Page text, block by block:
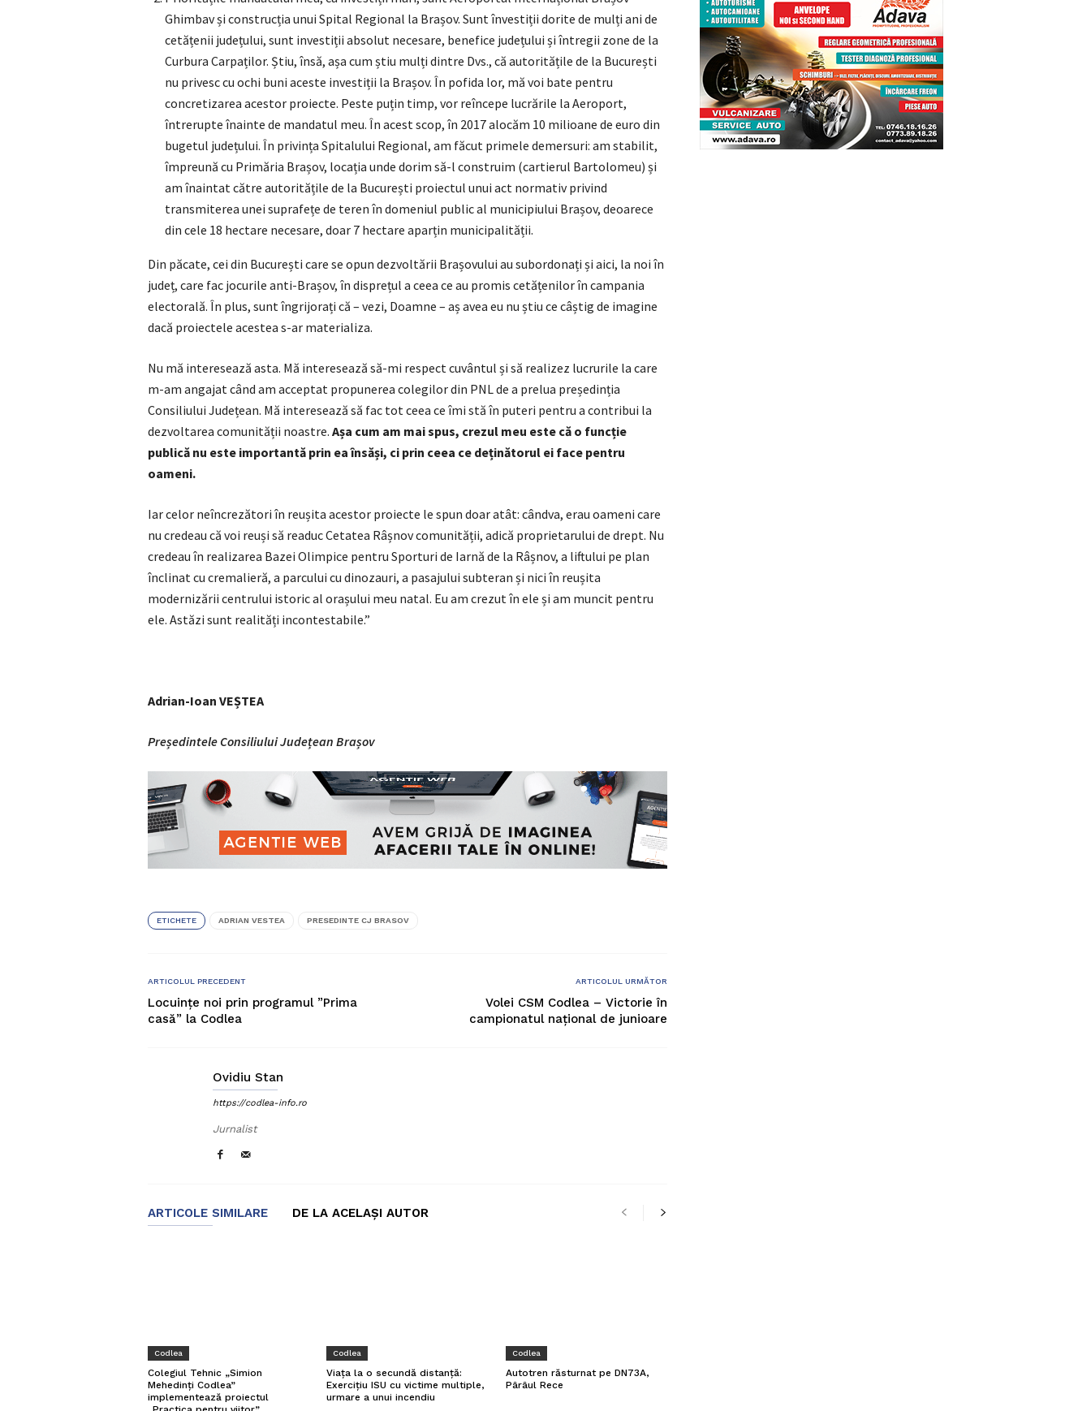
Ghimbav și construcția unui Spital Regional la Brașov. Sunt învestiții dorite de mulți ani de
cetățenii județului, sunt investiții absolut necesare, benefice județului și întregii zone de la
Curbura Carpaților. Știu, însă, așa cum știu mulți dintre Dvs., că autoritățile de la București
nu privesc cu ochi buni aceste investiții la Brașov. În pofida lor, mă voi bate pentru
concretizarea acestor proiecte. Peste puțin timp, vor reîncepe lucrările la Aeroport,
întrerupte înainte de mandatul meu. În acest scop, în 2017 alocăm 10 milioane de euro din
bugetul județului. În privința Spitalului Regional, am făcut primele demersuri: am stabilit,
împreună cu Primăria Brașov, locația unde dorim să-l construim (cartierul Bartolomeu) și
am înaintat către autoritățile de la București proiectul unui act normativ privind
transmiterea unei suprafețe de teren în domeniul public al municipiului Brașov, deoarece
din cele 18 hectare necesare, doar 7 hectare aparțin municipalității.
Din păcate, cei din București care se opun dezvoltării Brașovului au subordonați și aici, la noi în
județ, care fac jocurile anti-Brașov, în disprețul a ceea ce au promis cetățenilor în campania
electorală. În plus, sunt îngrijorați că – vezi, Doamne – aș avea eu nu știu ce câștig de imagine
dacă proiectele acestea s-ar materializa.
Nu mă interesează asta. Mă interesează să-mi respect cuvântul și să realizez lucrurile la care
m-am angajat când am acceptat propunerea colegilor din PNL de a prelua președinția
Consiliului Județean. Mă interesează să fac tot ceea ce îmi stă în puteri pentru a contribui la
dezvoltarea comunității noastre. Așa cum am mai spus, crezul meu este că o funcție
publică nu este importantă prin ea însăși, ci prin ceea ce deținătorul ei face pentru
oameni.
Iar celor neîncrezători în reușita acestor proiecte le spun doar atât: cândva, erau oameni care
nu credeau că voi reuși să readuc Cetatea Râșnov comunității, adică proprietarului de drept. Nu
credeau în realizarea Bazei Olimpice pentru Sporturi de Iarnă de la Râșnov, a liftului pe plan
înclinat cu cremalieră, a parcului cu dinozauri, a pasajului subteran și nici în reușita
modernizării centrului istoric al orașului meu natal. Eu am crezut în ele și am muncit pentru
ele. Astăzi sunt realități incontestabile.”
Adrian-Ioan VEȘTEA
Președintele Consiliului Județean Brașov
ETICHETE ADRIAN VESTEA PRESEDINTE CJ BRASOV
ARTICOLUL PRECEDENT
Locuințe noi prin programul ”Prima
casă” la Codlea
ARTICOLUL URMĂTOR
Volei CSM Codlea – Victorie în
campionatul național de junioare
Ovidiu Stan
https://codlea-info.ro
Jurnalist
ARTICOLE SIMILARE DE LA ACELAȘI AUTOR
Codlea
Colegiul Tehnic „Simion
Mehedinți Codlea”
implementează proiectul
Codlea
Viața la o secundă distanță:
Exercițiu ISU cu victime multiple,
urmare a unui incendiu
Codlea
Autotren răsturnat pe DN73A,
Pârâul Rece